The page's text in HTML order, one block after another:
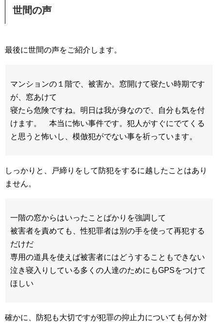
世間の声
最後に世間の声をご紹介します。
マンションの１階で、被害か。窓開けて寝たい時期です
が、窓あけて
寝たら危険ですね。明日は我が身なので、自分も気を付
けます。 本当に怖い事件です。犯人がすぐにでてくる
と思うと怖いし、模倣犯がでない事を祈っています。
しっかりと、戸締りをして防犯をするに越したことはあり
ません。
一階の窓からはいったことばかりを強調して
被害者を責めても、性犯罪者は別の手を使って再犯する
だけだ
専用の道具を使えば被害者にはどうすることもできない
泣き寝入りしている多くの人達のためにもGPSをつけて
ほしい
確かに、防犯も大切ですが犯罪の抑止力についても何か対